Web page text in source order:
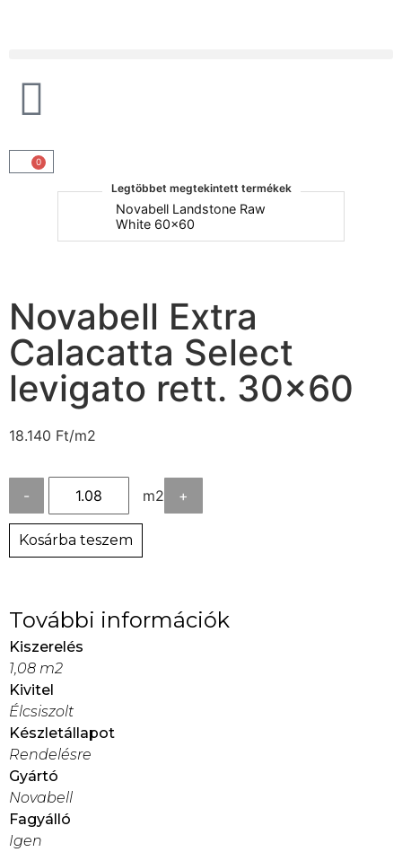
0
Legtöbbet megtekintett termékek
Novabell Landstone Raw
White 60x60
Novabell Extra
Calacatta Select
levigato rett. 30×60
18.140 Ft/m2
- m2 +
Kosárba teszem
További információk
Kiszerelés
1,08 m2
Kivitel
Élcsiszolt
Készletállapot
Rendelésre
Gyártó
Novabell
Fagyálló
Igen